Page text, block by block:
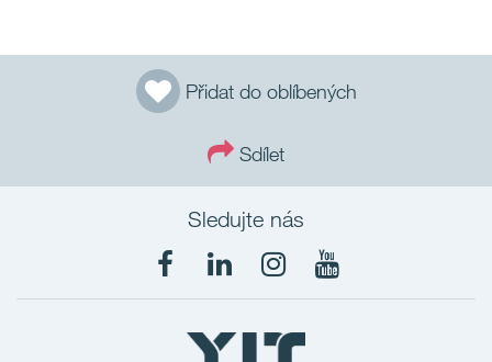
Přidat do oblíbených
Sdílet
Sledujte nás